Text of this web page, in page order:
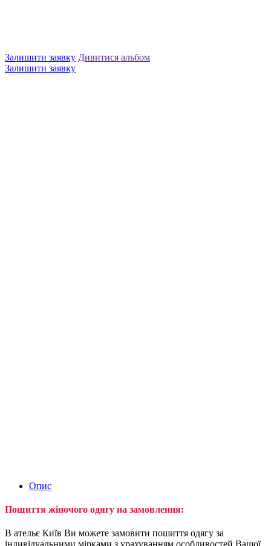
Залишити заявку Дивитися альбом
Залишити заявку
Опис
Пошиття жіночого одягу на замовлення:
В ательє Київ Ви можете замовити пошиття одягу за